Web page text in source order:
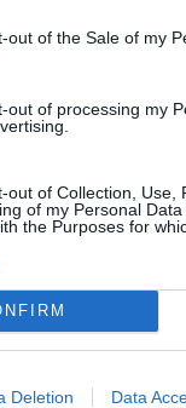
out of the Sale of my
out of processing my
out of Collection, Use,
of my Personal
the Purposes for
Deletion Data